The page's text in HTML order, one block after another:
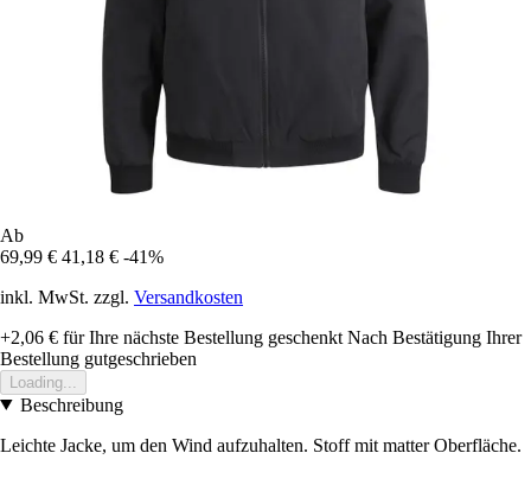
Ab
69,99 € 41,18 € -41%
inkl. MwSt. zzgl. Versandkosten
+2,06 € für Ihre nächste Bestellung geschenkt Nach Bestätigung Ihrer
Bestellung gutgeschrieben
Loading...
Beschreibung
Leichte Jacke, um den Wind aufzuhalten. Stoff mit matter Oberfläche.